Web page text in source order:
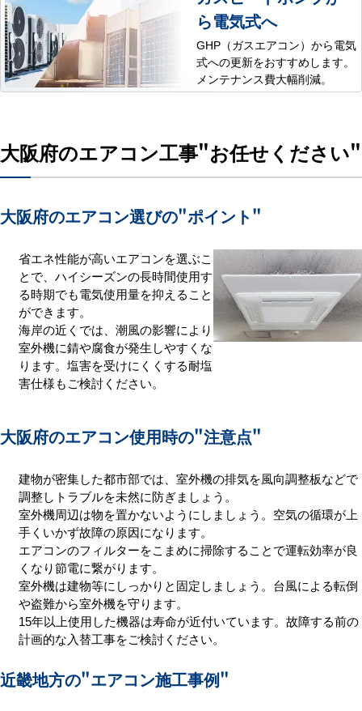
ら電気式へ
GHP（ガスエアコン）から電気
式への更新をおすすめします。
メンテナンス費大幅削減。
大阪府のエアコン工事"お任せください"
大阪府のエアコン選びの"ポイント"
省エネ性能が高いエアコンを選ぶこ
とで、ハイシーズンの長時間使用す
る時期でも電気使用量を抑えること
ができます。
海岸の近くでは、潮風の影響により
室外機に錆や腐食が発生しやすくな
ります。塩害を受けにくくする耐塩
害仕様もご検討ください。
大阪府のエアコン使用時の"注意点"
建物が密集した都市部では、室外機の排気を風向調整板などで
調整しトラブルを未然に防ぎましょう。
室外機周辺は物を置かないようにしましょう。空気の循環が上
手くいかず故障の原因になります。
エアコンのフィルターをこまめに掃除することで運転効率が良
くなり節電に繋がります。
室外機は建物等にしっかりと固定しましょう。台風による転倒
や盗難から室外機を守ります。
15年以上使用した機器は寿命が近付いています。故障する前の
計画的な入替工事をご検討ください。
近畿地方の"エアコン施工事例"